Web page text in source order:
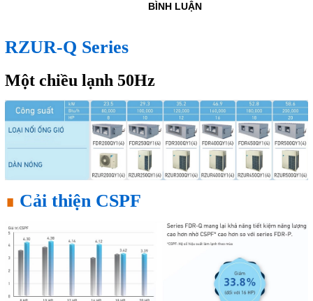
BÌNH LUẬN
RZUR-Q Series
Một chiều lạnh 50Hz
∎ Cải thiện CSPF